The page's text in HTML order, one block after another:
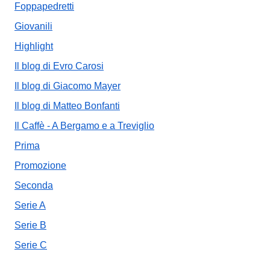
Foppapedretti
Giovanili
Highlight
Il blog di Evro Carosi
Il blog di Giacomo Mayer
Il blog di Matteo Bonfanti
Il Caffè - A Bergamo e a Treviglio
Prima
Promozione
Seconda
Serie A
Serie B
Serie C